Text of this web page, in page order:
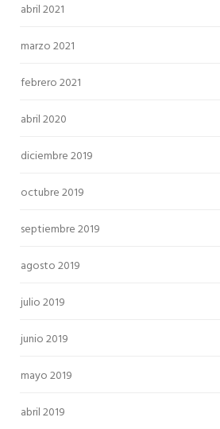
abril 2021
marzo 2021
febrero 2021
abril 2020
diciembre 2019
octubre 2019
septiembre 2019
agosto 2019
julio 2019
junio 2019
mayo 2019
abril 2019